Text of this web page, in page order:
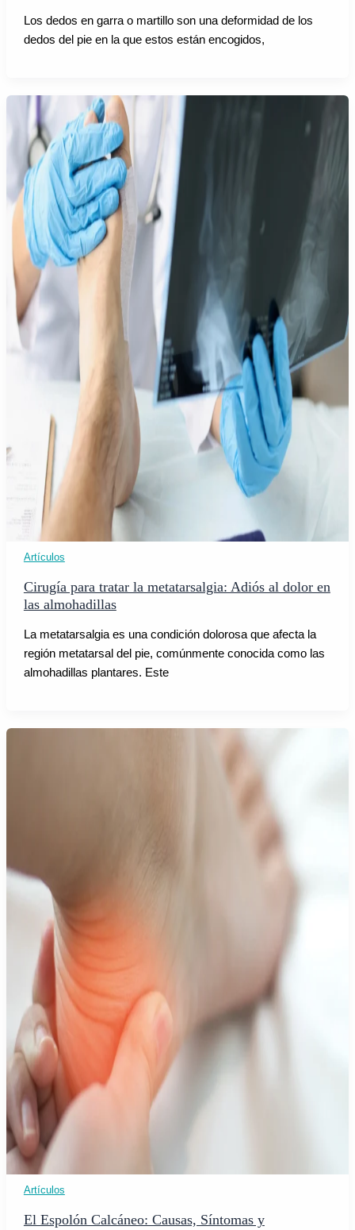
Los dedos en garra o martillo son una deformidad de los
dedos del pie en la que estos están encogidos,
Artículos
Cirugía para tratar la metatarsalgia: Adiós al dolor en
las almohadillas
La metatarsalgia es una condición dolorosa que afecta la
región metatarsal del pie, comúnmente conocida como las
almohadillas plantares. Este
Artículos
El Espolón Calcáneo: Causas, Síntomas y